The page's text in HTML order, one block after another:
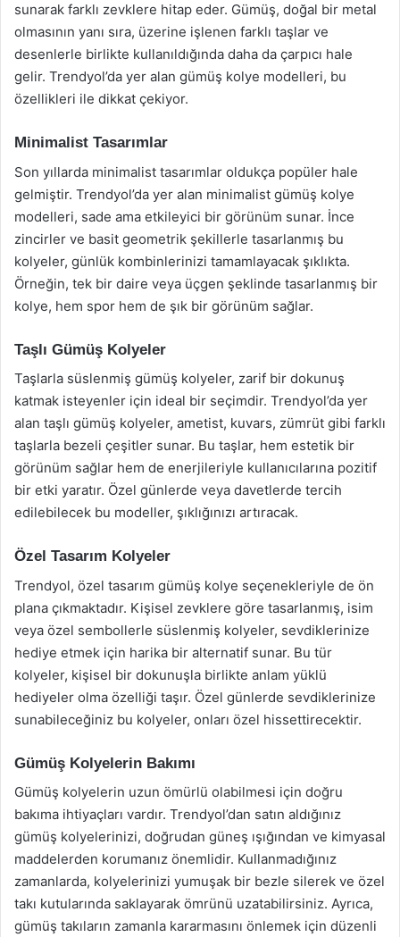
sunarak farklı zevklere hitap eder. Gümüş, doğal bir metal
olmasının yanı sıra, üzerine işlenen farklı taşlar ve
desenlerle birlikte kullanıldığında daha da çarpıcı hale
gelir. Trendyol’da yer alan gümüş kolye modelleri, bu
özellikleri ile dikkat çekiyor.
Minimalist Tasarımlar
Son yıllarda minimalist tasarımlar oldukça popüler hale
gelmiştir. Trendyol’da yer alan minimalist gümüş kolye
modelleri, sade ama etkileyici bir görünüm sunar. İnce
zincirler ve basit geometrik şekillerle tasarlanmış bu
kolyeler, günlük kombinlerinizi tamamlayacak şıklıkta.
Örneğin, tek bir daire veya üçgen şeklinde tasarlanmış bir
kolye, hem spor hem de şık bir görünüm sağlar.
Taşlı Gümüş Kolyeler
Taşlarla süslenmiş gümüş kolyeler, zarif bir dokunuş
katmak isteyenler için ideal bir seçimdir. Trendyol’da yer
alan taşlı gümüş kolyeler, ametist, kuvars, zümrüt gibi farklı
taşlarla bezeli çeşitler sunar. Bu taşlar, hem estetik bir
görünüm sağlar hem de enerjileriyle kullanıcılarına pozitif
bir etki yaratır. Özel günlerde veya davetlerde tercih
edilebilecek bu modeller, şıklığınızı artıracak.
Özel Tasarım Kolyeler
Trendyol, özel tasarım gümüş kolye seçenekleriyle de ön
plana çıkmaktadır. Kişisel zevklere göre tasarlanmış, isim
veya özel sembollerle süslenmiş kolyeler, sevdiklerinize
hediye etmek için harika bir alternatif sunar. Bu tür
kolyeler, kişisel bir dokunuşla birlikte anlam yüklü
hediyeler olma özelliği taşır. Özel günlerde sevdiklerinize
sunabileceğiniz bu kolyeler, onları özel hissettirecektir.
Gümüş Kolyelerin Bakımı
Gümüş kolyelerin uzun ömürlü olabilmesi için doğru
bakıma ihtiyaçları vardır. Trendyol’dan satın aldığınız
gümüş kolyelerinizi, doğrudan güneş ışığından ve kimyasal
maddelerden korumanız önemlidir. Kullanmadığınız
zamanlarda, kolyelerinizi yumuşak bir bezle silerek ve özel
takı kutularında saklayarak ömrünü uzatabilirsiniz. Ayrıca,
gümüş takıların zamanla kararmasını önlemek için düzenli